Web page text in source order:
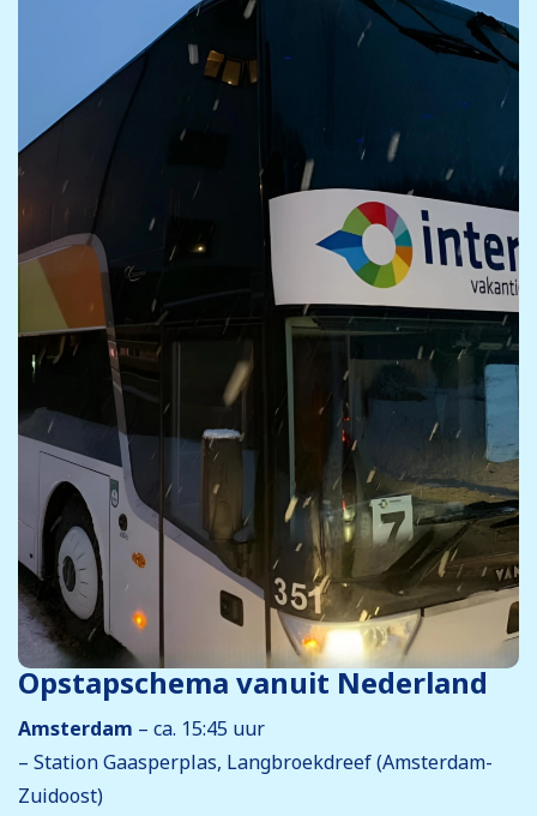
Opstapschema vanuit Nederland
Amsterdam – ca. 15:45 uur
– Station Gaasperplas, Langbroekdreef (Amsterdam-
Zuidoost)